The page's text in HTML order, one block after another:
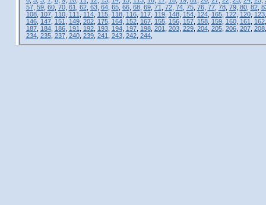
57, 59, 60, 70, 61 62, 63, 64, 65, 66, 68, 69, 71 72, 74, 75, 76, 77, 78, 79, 80, 82,
108, 107, 110, 111 114, 115, 118, 116, 117, 119, 148, 154, 124, 165, 122, 120, 123
146, 147, 151 149, 202, 175, 164, 152, 167, 155, 156, 157, 158, 159, 160, 161 162
187, 184, 186, 191 192, 193, 194, 197, 198, 201 203, 229, 204, 205, 206, 207, 208
234, 235, 237, 240, 239, 241 243, 242, 244,